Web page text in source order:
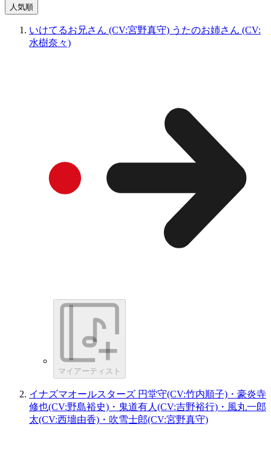
人気順
いけてるお兄さん (CV:宮野真守) うたのお姉さん (CV:
水樹奈々)
マイアーティスト
イナズマオールスターズ 円堂守(CV:竹内順子)・豪炎寺
修也(CV:野島裕史)・鬼道有人(CV:吉野裕行)・風丸一郎
太(CV:西墻由香)・吹雪士郎(CV:宮野真守)